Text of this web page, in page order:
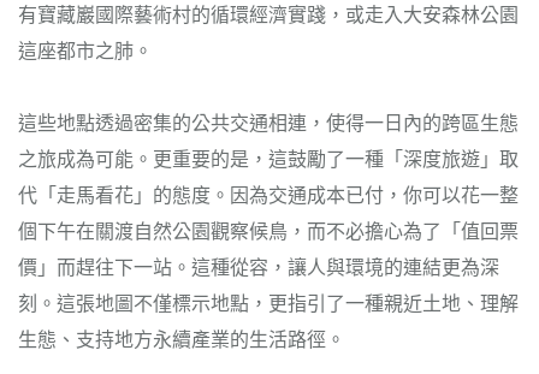
有寶藏巖國際藝術村的循環經濟實踐，或走入大安森林公園
這座都市之肺。
這些地點透過密集的公共交通相連，使得一日內的跨區生態
之旅成為可能。更重要的是，這鼓勵了一種「深度旅遊」取
代「走馬看花」的態度。因為交通成本已付，你可以花一整
個下午在關渡自然公園觀察候鳥，而不必擔心為了「值回票
價」而趕往下一站。這種從容，讓人與環境的連結更為深
刻。這張地圖不僅標示地點，更指引了一種親近土地、理解
生態、支持地方永續產業的生活路徑。